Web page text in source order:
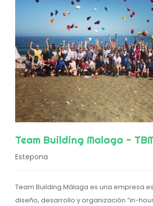
Team Building Malaga -
Estepona
Team Building Málaga es una empresa
diseño, desarrollo y organización “in-